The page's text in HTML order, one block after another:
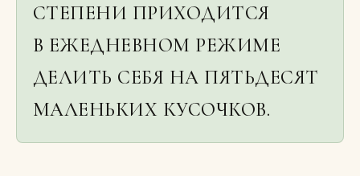
СТЕПЕНИ ПРИХОДИТСЯ
В ЕЖЕДНЕВНОМ РЕЖИМЕ
ДЕЛИТЬ СЕБЯ НА ПЯТЬДЕСЯТ
МАЛЕНЬКИХ КУСОЧКОВ.